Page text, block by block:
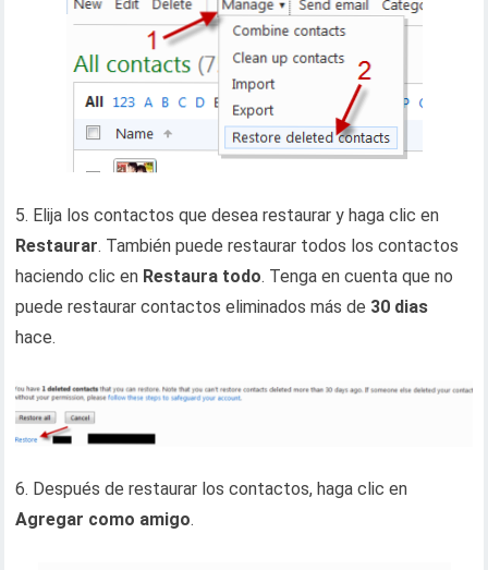
5. Elija los contactos que desea restaurar y haga clic en
Restaurar. También puede restaurar todos los contactos
haciendo clic en Restaura todo. Tenga en cuenta que no
puede restaurar contactos eliminados más de 30 dias
hace.
6. Después de restaurar los contactos, haga clic en
Agregar como amigo.